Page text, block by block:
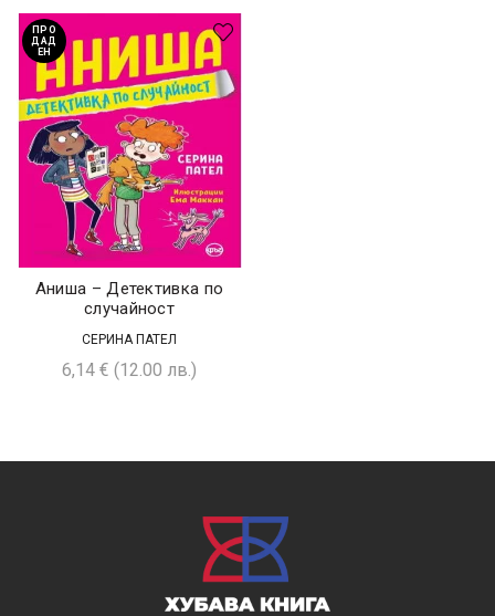
ПРО
ДАД
ЕН
Аниша – Детективка по
случайност
СЕРИНА ПАТЕЛ
6,14 € (12.00 лв.)